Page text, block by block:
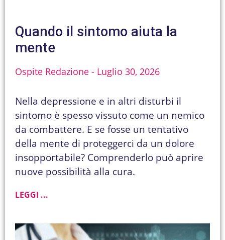
Quando il sintomo aiuta la
mente
Ospite Redazione Luglio 30, 2026
Nella depressione e in altri disturbi il
sintomo è spesso vissuto come un nemico
da combattere. E se fosse un tentativo
della mente di proteggerci da un dolore
insopportabile? Comprenderlo può aprire
nuove possibilità alla cura.
LEGGI ...